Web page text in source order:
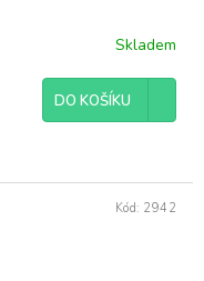
Skladem
DO KOŠÍKU
Kód: 2942